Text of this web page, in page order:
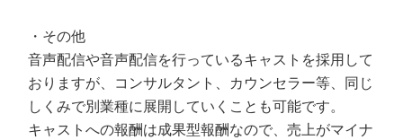
・その他
音声配信や音声配信を行っているキャストを採用して
おりますが、コンサルタント、カウンセラー等、同じ
しくみで別業種に展開していくことも可能です。
キャストへの報酬は成果型報酬なので、売上がマイナ